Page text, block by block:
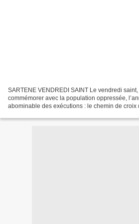
SARTENE VENDREDI SAINT Le vendredi
commémorer avec la population oppressée,
abominable des exécutions : le chemin de croix